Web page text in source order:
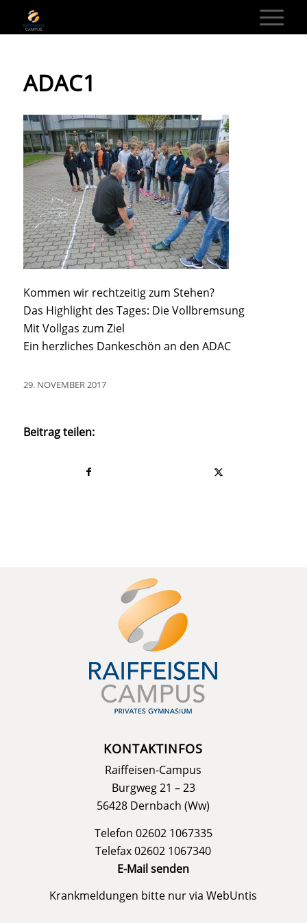
ADAC1
Kommen wir rechtzeitig zum Stehen?
Das Highlight des Tages: Die Vollbremsung
Mit Vollgas zum Ziel
Ein herzliches Dankeschön an den ADAC
29. NOVEMBER 2017
Beitrag teilen:
KONTAKTINFOS
Raiffeisen-Campus
Burgweg 21 – 23
56428 Dernbach (Ww)
Telefon 02602 1067335
Telefax 02602 1067340
E-Mail senden
Krankmeldungen bitte nur viaWebUntis